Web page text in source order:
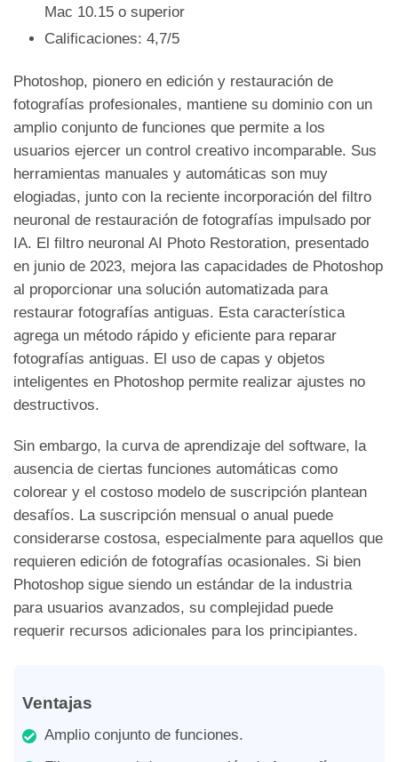
Mac 10.15 o superior
Calificaciones: 4,7/5
Photoshop, pionero en edición y restauración de
fotografías profesionales, mantiene su dominio con un
amplio conjunto de funciones que permite a los
usuarios ejercer un control creativo incomparable. Sus
herramientas manuales y automáticas son muy
elogiadas, junto con la reciente incorporación del filtro
neuronal de restauración de fotografías impulsado por
IA. El filtro neuronal AI Photo Restoration, presentado
en junio de 2023, mejora las capacidades de Photoshop
al proporcionar una solución automatizada para
restaurar fotografías antiguas. Esta característica
agrega un método rápido y eficiente para reparar
fotografías antiguas. El uso de capas y objetos
inteligentes en Photoshop permite realizar ajustes no
destructivos.
Sin embargo, la curva de aprendizaje del software, la
ausencia de ciertas funciones automáticas como
colorear y el costoso modelo de suscripción plantean
desafíos. La suscripción mensual o anual puede
considerarse costosa, especialmente para aquellos que
requieren edición de fotografías ocasionales. Si bien
Photoshop sigue siendo un estándar de la industria
para usuarios avanzados, su complejidad puede
requerir recursos adicionales para los principiantes.
Ventajas
Amplio conjunto de funciones.